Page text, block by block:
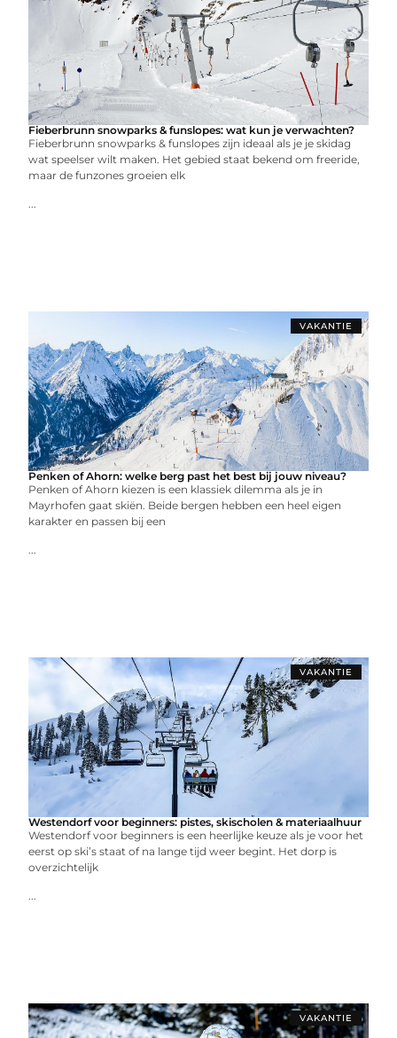
Fieberbrunn snowparks & funslopes: wat kun je verwachten?
Fieberbrunn snowparks & funslopes zijn ideaal als je je skidag
wat speelser wilt maken. Het gebied staat bekend om freeride,
maar de funzones groeien elk
...
VAKANTIE
Penken of Ahorn: welke berg past het best bij jouw niveau?
Penken of Ahorn kiezen is een klassiek dilemma als je in
Mayrhofen gaat skiën. Beide bergen hebben een heel eigen
karakter en passen bij een
...
VAKANTIE
Westendorf voor beginners: pistes, skischolen & materiaalhuur
Westendorf voor beginners is een heerlijke keuze als je voor het
eerst op ski’s staat of na lange tijd weer begint. Het dorp is
overzichtelijk
...
VAKANTIE